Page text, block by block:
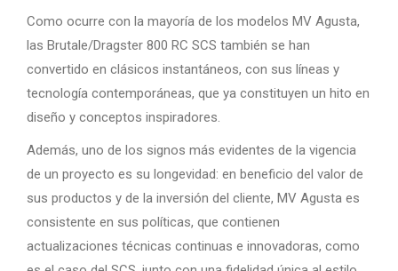
Como ocurre con la mayoría de los modelos MV Agusta,
las Brutale/Dragster 800 RC SCS también se han
convertido en clásicos instantáneos, con sus líneas y
tecnología contemporáneas, que ya constituyen un hito en
diseño y conceptos inspiradores.
Además, uno de los signos más evidentes de la vigencia
de un proyecto es su longevidad: en beneficio del valor de
sus productos y de la inversión del cliente, MV Agusta es
consistente en sus políticas, que contienen
actualizaciones técnicas continuas e innovadoras, como